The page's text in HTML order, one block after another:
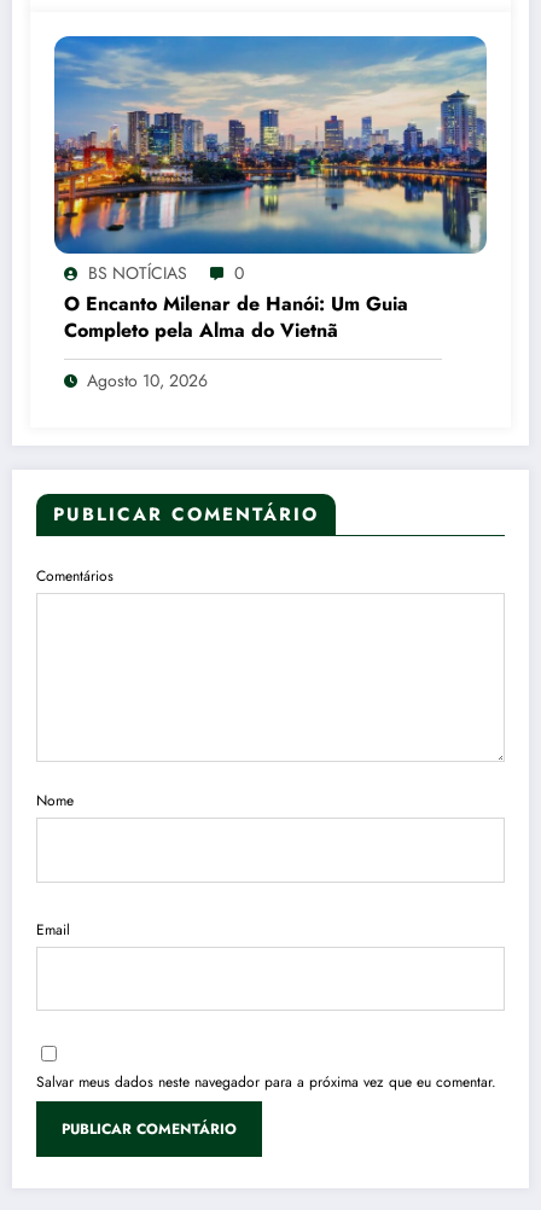
BS NOTÍCIAS 0
O Encanto Milenar de Hanói: Um Guia
Completo pela Alma do Vietnã
Agosto 10, 2026
PUBLICAR COMENTÁRIO
Comentários
Nome
Email
Salvar meus dados neste navegador para a próxima vez que eu comentar.